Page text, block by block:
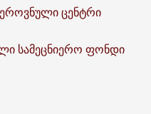
ეროვნული ცენტრი
სამეცნიერო ფონდი